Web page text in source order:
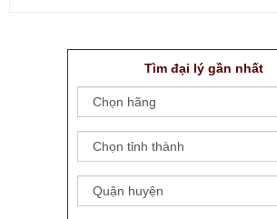
Tìm đại lý gần nhất